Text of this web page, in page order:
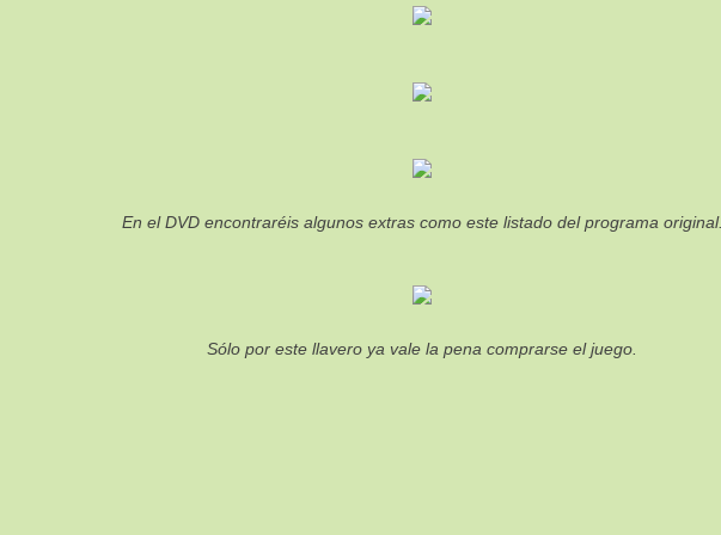
En el DVD encontraréis algunos extras como este listado del programa original.
Sólo por este llavero ya vale la pena comprarse el juego.